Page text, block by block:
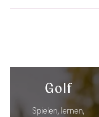
Golf
Spielen, lernen,